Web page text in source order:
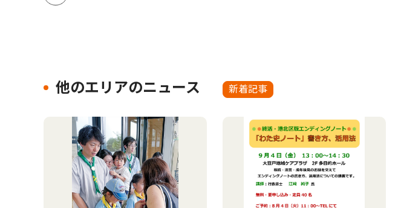
他のエリアのニュース 新着記事